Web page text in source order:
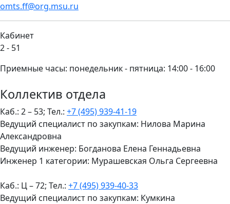
omts.ff@org.msu.ru
Кабинет
2 - 51
Приемные часы: понедельник - пятница: 14:00 - 16:00
Коллектив отдела
Каб.: 2 – 53; Тел.: +7 (495) 939-41-19
Ведущий специалист по закупкам: Нилова Марина
Александровна
Ведущий инженер: Богданова Елена Геннадьевна
Инженер 1 категории: Мурашевская Ольга Сергеевна
Каб.: Ц – 72; Тел.: +7 (495) 939-40-33
Ведущий специалист по закупкам: Кумкина